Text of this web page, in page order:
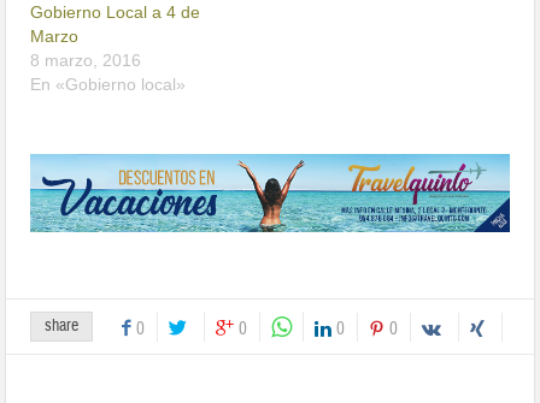
Gobierno Local a 4 de
Marzo
8 marzo, 2016
En «Gobierno local»
share 0 0 0 0